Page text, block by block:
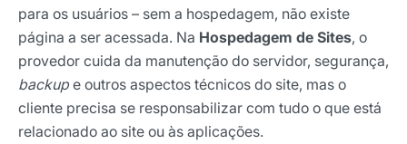
para os usuários – sem a hospedagem, não existe
página a ser acessada. Na Hospedagem de Sites, o
provedor cuida da manutenção do servidor, segurança,
backup e outros aspectos técnicos do site, mas o
cliente precisa se responsabilizar com tudo o que está
relacionado ao site ou às aplicações.